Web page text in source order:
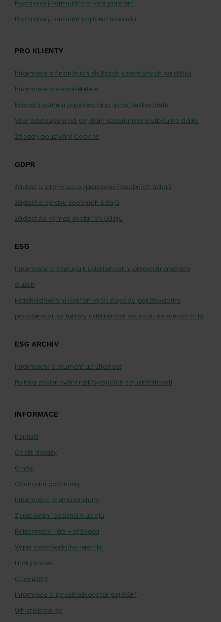
Poptávkový formulář flotilové pojištění
Poptávkový formulář pojištění nákladu
PRO KLIENTY
Informace o finančních službách uzavíraných na dálku
Informace pro spotřebitele
Návod k ověření pojišťovacího zprostředkovatele
Vzor odstoupení od pojištění uzavřeného službou na dálku
Zásady používání Cookies
GDPR
Žádost o informaci o zpracování osobních údajů
Žádost o opravu osobních údajů
Žádost na výmaz osobních údajů
ESG
Informace o přístupu k udržitelnosti v oblasti finančních
služeb
Nezohledňování nepříznivých dopadů pojišťovacího
poradenství na faktory udržitelnosti souladu se zněním čl.13
ESG ARCHIV
Informační dokument udržitelnost
Politika začleňování rizik týkajících se udržitelnosti
INFORMACE
Kontakt
Časté dotazy
O nás
Obchodní podmínky
Informační memorandum
Zpracování osobních údajů
Reklamační řád – stížnosti
Výpis z obchodního rejstříku
Etický kodex
Cílové trhy
Informace o zprostředkovateli pojištění
Whistleblowing